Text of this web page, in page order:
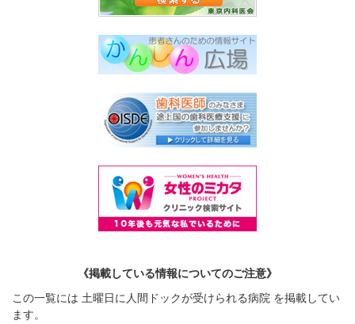
《掲載している情報についてのご注意》
この一覧には 土曜日に人間ドックが受けられる病院 を掲載してい
ます。